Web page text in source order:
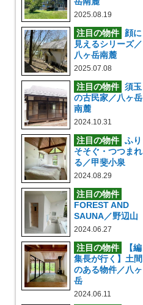
2025.08.19
注目の物件
顔に
見えるシリーズ／
八ヶ岳南麓
2025.07.08
注目の物件 須玉
の古民家／八ヶ岳
南麓
2024.10.31
注目の物件 ふり
そそぐ・つつまれ
る／甲斐小泉
2024.08.29
注目の物件
FOREST AND
SAUNA／野辺山
2024.06.27
注目の物件
【編
集長が行く】土間
のある物件／八ヶ
岳
2024.06.11